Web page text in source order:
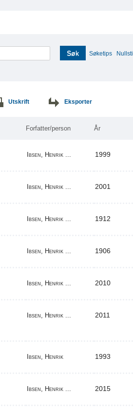
Søk Søketips Nullstill
Utskrift Eksporter
Forfatter/person År
Ibsen, Henrik ... 1999
Ibsen, Henrik ... 2001
Ibsen, Henrik ... 1912
Ibsen, Henrik ... 1906
Ibsen, Henrik ... 2010
Ibsen, Henrik ... 2011
Ibsen, Henrik 1993
Ibsen, Henrik ... 2015